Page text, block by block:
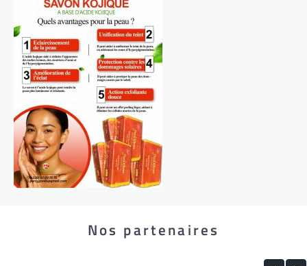
Nos partenaires